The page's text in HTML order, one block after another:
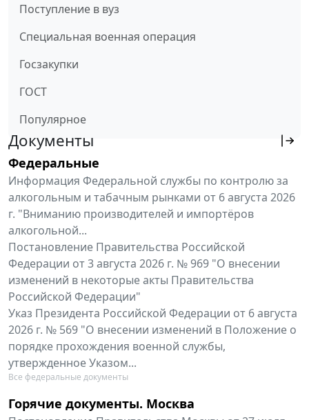
Поступление в вуз
Специальная военная операция
Госзакупки
ГОСТ
Популярное
Документы
Федеральные
Информация Федеральной службы по контролю за
алкогольным и табачным рынками от 6 августа 2026
г. "Вниманию производителей и импортёров
алкогольной...
Постановление Правительства Российской
Федерации от 3 августа 2026 г. № 969 "О внесении
изменений в некоторые акты Правительства
Российской Федерации"
Указ Президента Российской Федерации от 6 августа
2026 г. № 569 "О внесении изменений в Положение о
порядке прохождения военной службы,
утвержденное Указом...
Все федеральные документы
Горячие документы. Москва